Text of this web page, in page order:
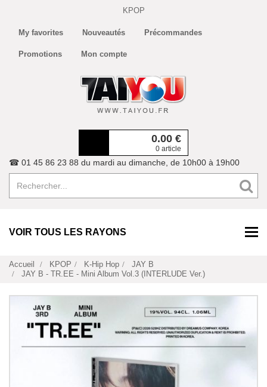
KPOP
My favorites Nouveautés Précommandes
Promotions Mon compte
0.00 €
0 article
☎ 01 45 86 23 88 du mardi au dimanche, de 10h00 à 19h00
VOIR TOUS LES RAYONS
Accueil KPOP K-Hip Hop
JAY B
JAY B - TR.EE - Mini Album Vol.3 (INTERLUDE Ver.)